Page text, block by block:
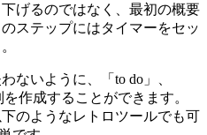
げるのではなく、最初の概要
ステップにはタイマーをセッ
ないように、「to do」、
を作成することができます。
のようなレトロツールでも可